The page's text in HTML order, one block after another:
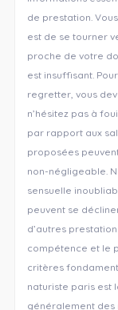
de prestation.
est de se tourner
proche de votre
est insuffisant.
regretter, vous
n’hésitez pas à
par rapport aux
proposées
non-négligeable.
sensuelle
peuvent se
d’autres
compétence et le
critères
naturiste paris est
généralement des